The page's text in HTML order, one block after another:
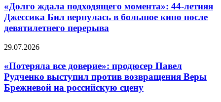
«Долго ждала подходящего момента»: 44-летняя
Джессика Бил вернулась в большое кино после
девятилетнего перерыва
29.07.2026
«Потеряла все доверие»: продюсер Павел
Рудченко выступил против возвращения Веры
Брежневой на российскую сцену